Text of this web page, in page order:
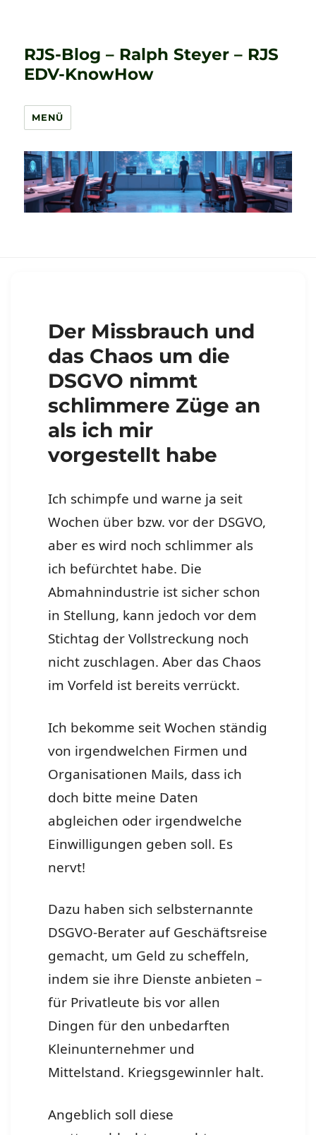
RJS-Blog – Ralph Steyer – RJS
EDV-KnowHow
MENÜ
Der Missbrauch und
das Chaos um die
DSGVO nimmt
schlimmere Züge an
als ich mir
vorgestellt habe
Ich schimpfe und warne ja seit
Wochen über bzw. vor der DSGVO,
aber es wird noch schlimmer als
ich befürchtet habe. Die
Abmahnindustrie ist sicher schon
in Stellung, kann jedoch vor dem
Stichtag der Vollstreckung noch
nicht zuschlagen. Aber das Chaos
im Vorfeld ist bereits verrückt.
Ich bekomme seit Wochen ständig
von irgendwelchen Firmen und
Organisationen Mails, dass ich
doch bitte meine Daten
abgleichen oder irgendwelche
Einwilligungen geben soll. Es
nervt!
Dazu haben sich selbsternannte
DSGVO-Berater auf Geschäftsreise
gemacht, um Geld zu scheffeln,
indem sie ihre Dienste anbieten –
für Privatleute bis vor allen
Dingen für den unbedarften
Kleinunternehmer und
Mittelstand. Kriegsgewinnler halt.
Angeblich soll diese